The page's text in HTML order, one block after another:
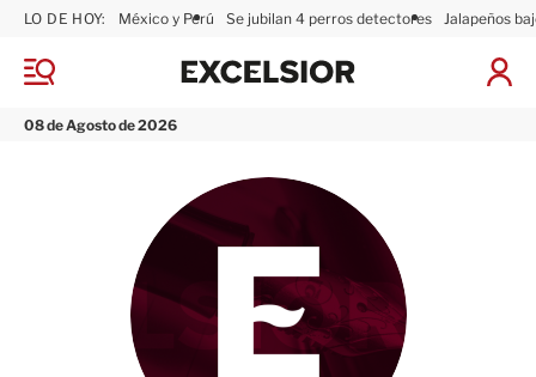
M
n
08 de Agosto de 2026
LO DE HOY: México y Perú Se jubilan 4 perros detectores Jalapeños
I
x
o